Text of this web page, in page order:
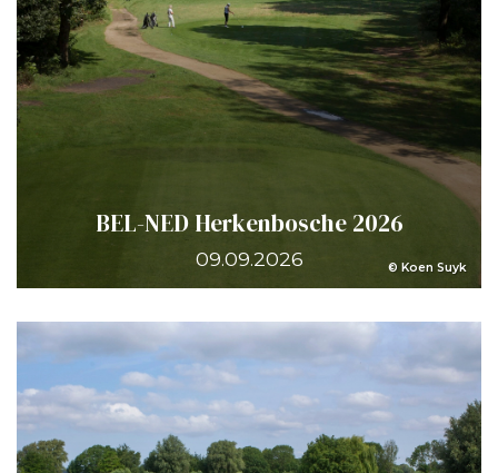
© Koen Suyk
BEL-NED Herkenbosche 2026
09.09.2026